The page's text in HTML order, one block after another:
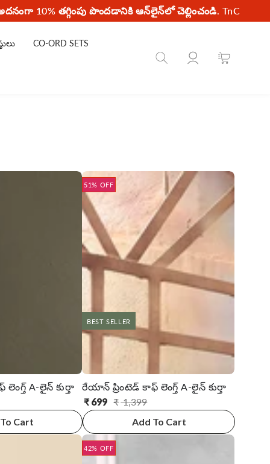
10% తగ్గింపు పొందడానికి ఆన్‌లైన్‌లో చెల్లించండి. TnC
CO-ORD SETS
ప్రవేశించండి బండి
A-లైన్ కుర్తా
Cart
BEST SELLER
రేయాన్ ప్రింటెడ్ కాఫ్ లెంగ్త్ A-లైన్ కుర్తా
₹1,399
సాధారణ
అమ్ముడు
₹ 699
Add To Cart
51% OFF
42% OFF